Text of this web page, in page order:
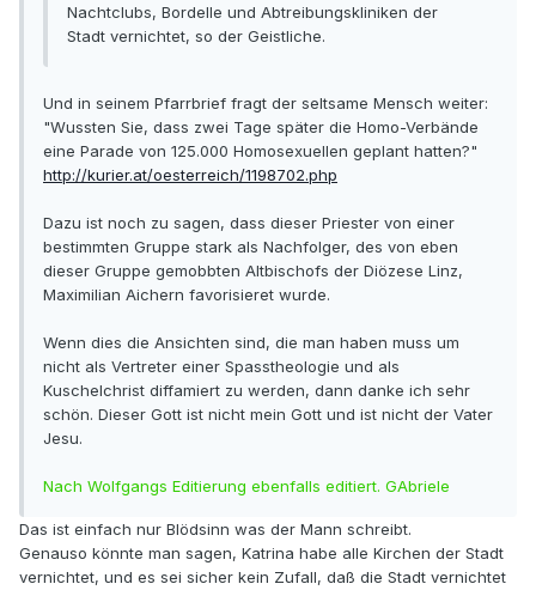
Nachtclubs, Bordelle und Abtreibungskliniken der
Stadt vernichtet, so der Geistliche.
Und in seinem Pfarrbrief fragt der seltsame Mensch weiter:
"Wussten Sie, dass zwei Tage später die Homo-Verbände
eine Parade von 125.000 Homosexuellen geplant hatten?"
http://kurier.at/oesterreich/1198702.php
Dazu ist noch zu sagen, dass dieser Priester von einer
bestimmten Gruppe stark als Nachfolger, des von eben
dieser Gruppe gemobbten Altbischofs der Diözese Linz,
Maximilian Aichern favorisieret wurde.
Wenn dies die Ansichten sind, die man haben muss um
nicht als Vertreter einer Spasstheologie und als
Kuschelchrist diffamiert zu werden, dann danke ich sehr
schön. Dieser Gott ist nicht mein Gott und ist nicht der Vater
Jesu.
Nach Wolfgangs Editierung ebenfalls editiert. GAbriele
Das ist einfach nur Blödsinn was der Mann schreibt.
Genauso könnte man sagen, Katrina habe alle Kirchen der Stadt
vernichtet, und es sei sicher kein Zufall, daß die Stadt vernichtet